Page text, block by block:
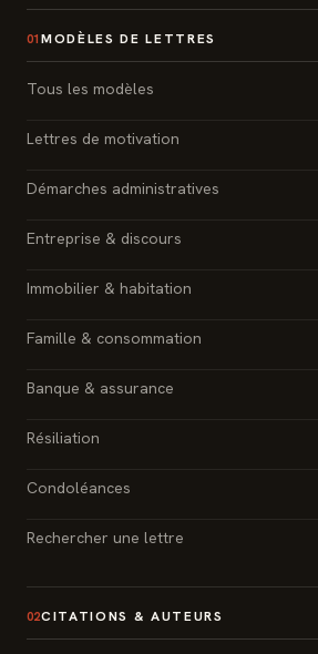
01 MODÈLES DE LETTRES
Tous les modèles
Lettres de motivation
Démarches administratives
Entreprise & discours
Immobilier & habitation
Famille & consommation
Banque & assurance
Résiliation
Condoléances
Rechercher une lettre
02CITATIONS & AUTEURS